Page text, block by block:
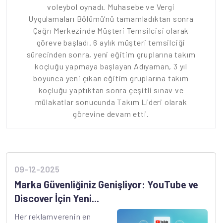
voleybol oynadı. Muhasebe ve Vergi
Uygulamaları Bölümü’nü tamamladıktan sonra
Çağrı Merkezinde Müşteri Temsilcisi olarak
göreve başladı. 6 aylık müşteri temsilciği
sürecinden sonra, yeni eğitim gruplarına takım
koçluğu yapmaya başlayan Adıyaman, 3 yıl
boyunca yeni çıkan eğitim gruplarına takım
koçluğu yaptıktan sonra çeşitli sınav ve
mülakatlar sonucunda Takım Lideri olarak
görevine devam etti.
09-12-2025
Marka Güvenliğiniz Genişliyor: YouTube ve
Discover İçin Yeni...
Her reklamverenin en